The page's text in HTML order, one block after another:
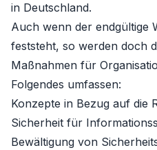
in Deutschland.
Auch wenn der endgültige
feststeht, so werden doch
Maßnahmen für
Folgendes umfassen:
Konzepte in Bezug auf die
Sicherheit für
Bewältigung von